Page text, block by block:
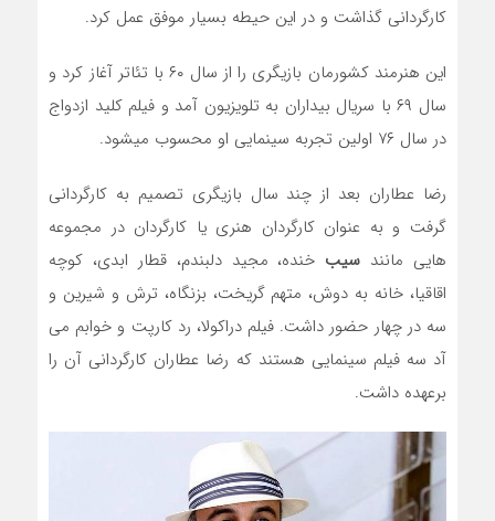
کارگردانی گذاشت و در این حیطه بسیار موفق عمل کرد.
این هنرمند کشورمان بازیگری را از سال ۶۰ با تئاتر آغاز کرد و
سال ۶۹ با سریال بیداران به تلویزیون آمد و فیلم کلید ازدواج
در سال ۷۶ اولین تجربه سینمایی او محسوب میشود.
رضا عطاران بعد از چند سال بازیگری تصمیم به کارگردانی
گرفت و به عنوان کارگردان هنری یا کارگردان در مجموعه
هایی مانند سیب خنده، مجید دلبندم، قطار ابدی، کوچه
اقاقیا، خانه به دوش، متهم گریخت، بزنگاه، ترش و شیرین و
سه در چهار حضور داشت. فیلم دراکولا، رد کارپت و خوابم می
آد سه فیلم سینمایی هستند که رضا عطاران کارگردانی آن را
برعهده داشت.